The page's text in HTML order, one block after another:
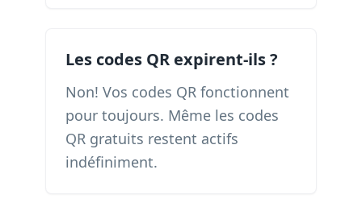
Les codes QR expirent-ils ?
Non! Vos codes QR fonctionnent
pour toujours. Même les codes
QR gratuits restent actifs
indéfiniment.